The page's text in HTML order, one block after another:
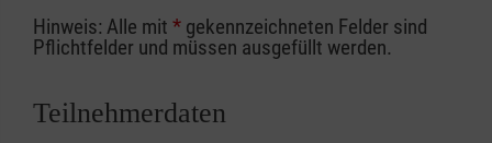
Sofern Sie ein Kostenübernahmeverfahren
Ihrer Berufsgenossenschaft / Unfallkasse
Abrechnungsunterlagen spätestens zu
Hinweis: Alle mit * gekennzeichneten Felder sind
Pflichtfelder und müssen ausgefüllt werden.
Teilnehmerdaten